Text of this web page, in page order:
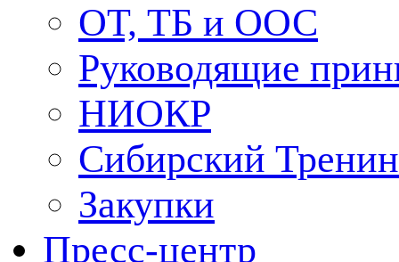
ОТ, ТБ и ООС
Руководящие
НИОКР
Сибирский
Закупки
Пресс-центр